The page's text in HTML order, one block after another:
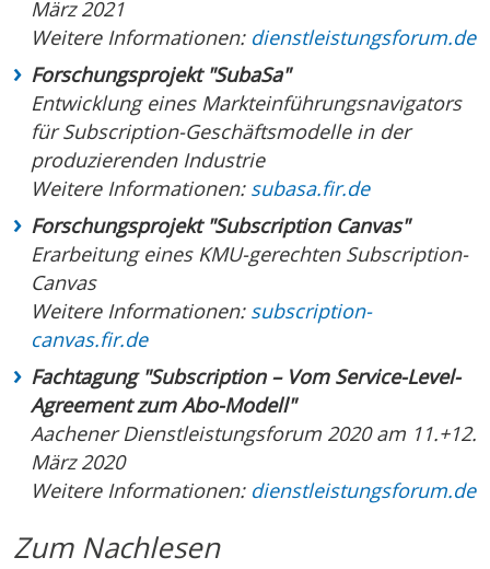
März 2021
Weitere Informationen: dienstleistungsforum.de
Forschungsprojekt "SubaSa"
Entwicklung eines Markteinführungsnavigators
für Subscription-Geschäftsmodelle in der
produzierenden Industrie
Weitere Informationen: subasa.fir.de
Forschungsprojekt "Subscription Canvas"
Erarbeitung eines KMU-gerechten Subscription-
Canvas
Weitere Informationen: subscription-
canvas.fir.de
Fachtagung "Subscription – Vom Service-Level-
Agreement zum Abo-Modell"
Aachener Dienstleistungsforum 2020 am 11.+12.
März 2020
Weitere Informationen: dienstleistungsforum.de
Zum Nachlesen